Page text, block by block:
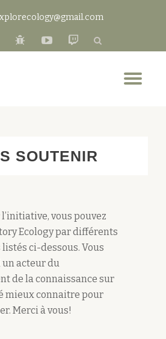
fa-
fa-
fa-
SOUTENIR
vous pouvez
Ecology par différents
ci-dessous. Vous
un acteur du
de la connaissance sur
mieux connaitre pour
Merci à vous!